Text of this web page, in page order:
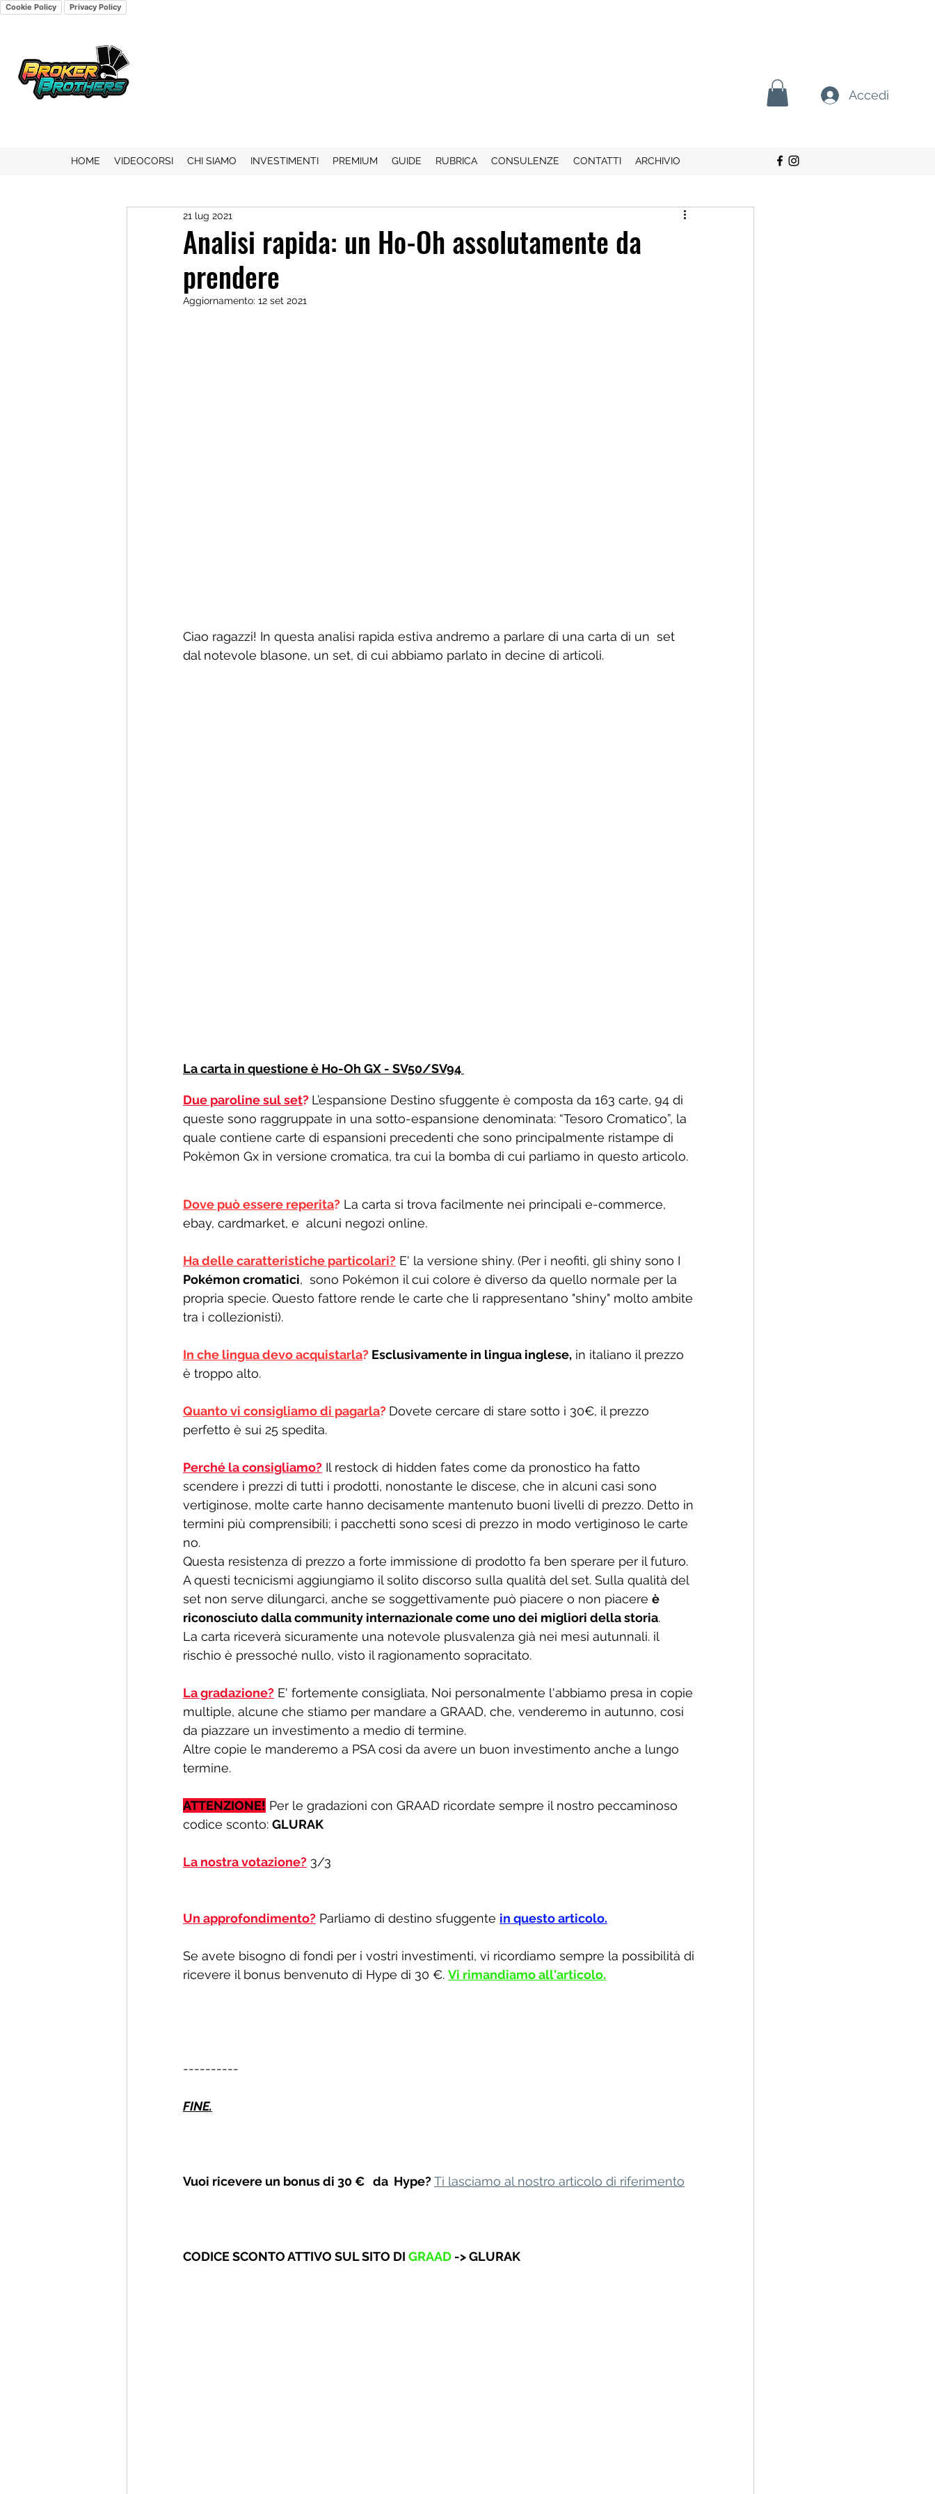
Cookie Policy Privacy Policy
Accedi
HOME VIDEOCORSI CHI SIAMO INVESTIMENTI PREMIUM GUIDE RUBRICA CONSULENZE CONTATTI ARCHIVIO
Analisi rapida: un Ho-Oh assolutamente da
prendere
21 lug 2021
Aggiornamento: 12 set 2021
Ciao ragazzi! In questa analisi rapida estiva andremo a parlare di una carta di un  set
dal notevole blasone, un set, di cui abbiamo parlato in decine di articoli.
La carta in questione è Ho-Oh GX - SV50/SV94
Due paroline sul set? L’espansione Destino sfuggente è composta da 163 carte, 94 di
queste sono raggruppate in una sotto-espansione denominata: “Tesoro Cromatico”, la
quale contiene carte di espansioni precedenti che sono principalmente ristampe di
Pokèmon Gx in versione cromatica, tra cui la bomba di cui parliamo in questo articolo.
Dove può essere reperita? La carta si trova facilmente nei principali e-commerce,
ebay, cardmarket, e  alcuni negozi online.
Ha delle caratteristiche particolari? E' la versione shiny. (Per i neofiti, gli shiny sono I
Pokémon cromatici,  sono Pokémon il cui colore è diverso da quello normale per la
propria specie. Questo fattore rende le carte che li rappresentano "shiny" molto ambite
tra i collezionisti).
In che lingua devo acquistarla? Esclusivamente in lingua inglese, in italiano il prezzo
è troppo alto.
Quanto vi consigliamo di pagarla? Dovete cercare di stare sotto i 30€, il prezzo
perfetto è sui 25 spedita.
Perché la consigliamo? Il restock di hidden fates come da pronostico ha fatto
scendere i prezzi di tutti i prodotti, nonostante le discese, che in alcuni casi sono
vertiginose, molte carte hanno decisamente mantenuto buoni livelli di prezzo. Detto in
termini più comprensibili; i pacchetti sono scesi di prezzo in modo vertiginoso le carte
no.
Questa resistenza di prezzo a forte immissione di prodotto fa ben sperare per il futuro.
A questi tecnicismi aggiungiamo il solito discorso sulla qualità del set. Sulla qualità del
set non serve dilungarci, anche se soggettivamente può piacere o non piacere è
riconosciuto dalla community internazionale come uno dei migliori della storia.
La carta riceverà sicuramente una notevole plusvalenza già nei mesi autunnali. il
rischio è pressoché nullo, visto il ragionamento sopracitato.
La gradazione? E' fortemente consigliata, Noi personalmente l'abbiamo presa in copie
multiple, alcune che stiamo per mandare a GRAAD, che, venderemo in autunno, cosi
da piazzare un investimento a medio di termine.
Altre copie le manderemo a PSA cosi da avere un buon investimento anche a lungo
termine.
ATTENZIONE! Per le gradazioni con GRAAD ricordate sempre il nostro peccaminoso
codice sconto: GLURAK
La nostra votazione? 3/3
Un approfondimento? Parliamo di destino sfuggente in questo articolo.
Se avete bisogno di fondi per i vostri investimenti, vi ricordiamo sempre la possibilità di
ricevere il bonus benvenuto di Hype di 30 €. Vi rimandiamo all'articolo.
----------
FINE.
Vuoi ricevere un bonus di 30 €   da  Hype?Ti lasciamo al nostro articolo di riferimento
CODICE SCONTO ATTIVO SUL SITO DI GRAAD -> GLURAK